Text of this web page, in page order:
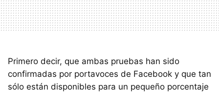
Primero decir, que ambas pruebas han sido
confirmadas por portavoces de Facebook y que tan
sólo están disponibles para un pequeño porcentaje